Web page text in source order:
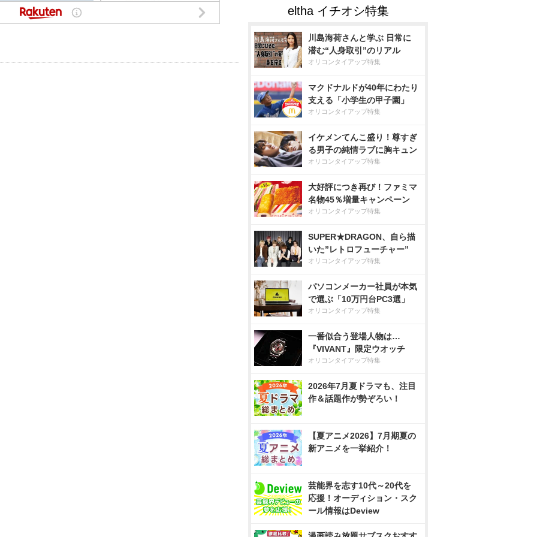
川島海荷さんと学ぶ 日常に
潜む“人身取引”のリアル
オリコンタイアップ特集
マクドナルドが40年にわたり
支える「小学生の甲子園」
オリコンタイアップ特集
イケメンてんこ盛り！尊すぎ
る男子の純情ラブに胸キュン
オリコンタイアップ特集
大好評につき再び！ファミマ
名物45％増量キャンペーン
オリコンタイアップ特集
SUPER★DRAGON、自ら描
いた”レトロフューチャー”
オリコンタイアップ特集
パソコンメーカー社員が本気
で選ぶ「10万円台PC3選」
オリコンタイアップ特集
一番似合う登場人物は…
『VIVANT』限定ウオッチ
オリコンタイアップ特集
2026年7月夏ドラマも、注目
作＆話題作が勢ぞろい！
【夏アニメ2026】7月期夏の
新アニメを一挙紹介！
芸能界を志す10代～20代を
応援！オーディション・スク
ール情報はDeview